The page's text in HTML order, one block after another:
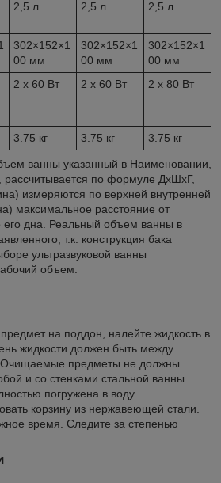
2,5 л 2,5 л 2,5 л
302×152×1
00 мм
302×152×1
00 мм
302×152×1
00 мм
2 x 60 Вт 2 x 60 Вт 2 x 80 Вт
3.75 кг 3.75 кг 3.75 кг
ванны указанный в Наименовании,
рассчитывается по формуле ДхШхГ,
измеряются по верхней внутренней
максимальное расстояние от
его дна. Реальный объем ванны в
т.к. конструкция бака
ультразвуковой ванны
объем.
на поддон, налейте жидкость в
жидкости должен быть между
Очищаемые предметы не должны
и со стенками стальной ванны.
погружена в воду.
корзину из нержавеющей стали.
время. Следите за степенью